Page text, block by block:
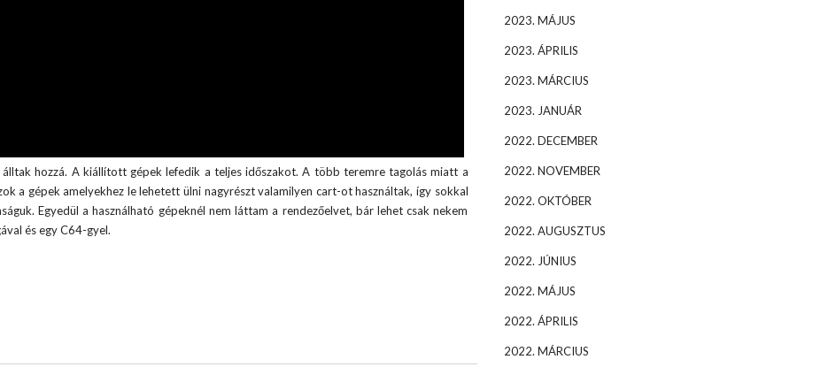
hozzá. A kiállított gépek lefedik a teljes időszakot. A több teremre tagolás miatt a
a gépek amelyekhez le lehetett ülni nagyrészt valamilyen cart-ot használtak, így sokkal
Egyedül a használható gépeknél nem láttam a rendezőelvet, bár lehet csak nekem
és egy C64-gyel.
2023. MÁJUS
2023. ÁPRILIS
2023. MÁRCIUS
2023. JANUÁR
2022. DECEMBER
2022. NOVEMBER
2022. OKTÓBER
2022. AUGUSZTUS
2022. JÚNIUS
2022. MÁJUS
2022. ÁPRILIS
2022. MÁRCIUS